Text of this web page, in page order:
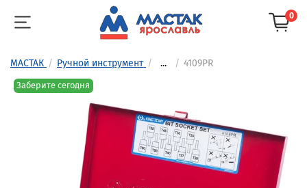
0
МАСТАК Ручной инструмент ... 4109PR
Заберите сегодня